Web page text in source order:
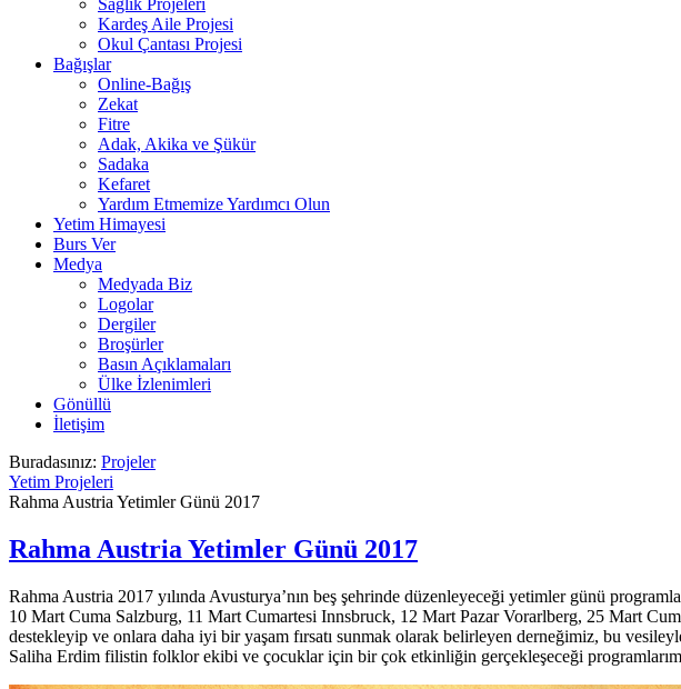
Sağlık Projeleri
Kardeş Aile Projesi
Okul Çantası Projesi
Bağışlar
Online-Bağış
Zekat
Fitre
Adak, Akika ve Şükür
Sadaka
Kefaret
Yardım Etmemize Yardımcı Olun
Yetim Himayesi
Burs Ver
Medya
Medyada Biz
Logolar
Dergiler
Broşürler
Basın Açıklamaları
Ülke İzlenimleri
Gönüllü
İletişim
Buradasınız: Projeler
Yetim Projeleri
Rahma Austria Yetimler Günü 2017
Rahma Austria Yetimler Günü 2017
Rahma Austria 2017 yılında Avusturya’nın beş şehrinde düzenleyeceği yetimler günü
10 Mart Cuma Salzburg, 11 Mart Cumartesi Innsbruck, 12 Mart Pazar Vorarlberg, 25 Mart
destekleyip ve onlara daha iyi bir yaşam fırsatı sunmak olarak belirleyen derneğimiz, bu
Saliha Erdim filistin folklor ekibi ve çocuklar için bir çok etkinliğin gerçekleşeceği